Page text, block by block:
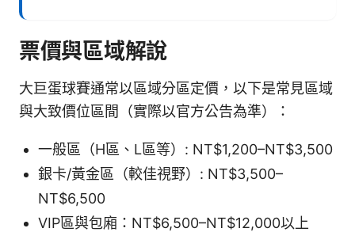
票價與區域解說
大巨蛋球賽通常以區域分區定價，以下是常見區域
與大致價位區間（實際以官方公告為準）：
一般區（H區、L區等）: NT$1,200–NT$3,500
銀卡/黃金區（較佳視野）: NT$3,500–
NT$6,500
VIP區與包廂：NT$6,500–NT$12,000以上